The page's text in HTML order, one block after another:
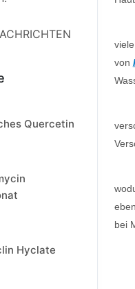
von
bei
Quercetin
Hyclate